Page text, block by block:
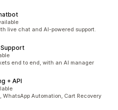
live chat and AI-powered support.
Support
end to end, with an AI manager
+ API
WhatsApp Automation, Cart Recovery